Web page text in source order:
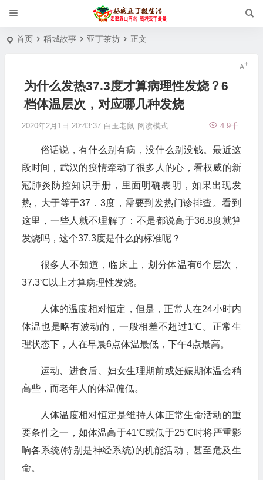
首页 稻城故事 亚丁茶坊 正文
为什么发热37.3度才算病理性发烧？6
档体温层次，对应哪几种发烧
2020年2月1日 20:43:37 白玉老鼠 4.9千
阅读模式
俗话说，有什么别有病，没什么别没钱。最近这
段时间，武汉的疫情牵动了很多人的心，看权威的新
冠肺炎防控知识手册，里面明确表明，如果出现发
热，大于等于37．3度，需要到发热门诊排查。看到
这里，一些人就不理解了：不是都说高于36.8度就算
发烧吗，这个37.3度是什么的标准呢？
很多人不知道，临床上，划分体温有6个层次，
37.3℃以上才算病理性发烧。
人体的温度相对恒定，但是，正常人在24小时内
体温也是略有波动的，一般相差不超过1℃。正常生
理状态下，人在早晨6点体温最低，下午4点最高。
运动、进食后、妇女生理期前或妊娠期体温会稍
高些，而老年人的体温偏低。
人体温度相对恒定是维持人体正常生命活动的重
要条件之一，如体温高于41℃或低于25℃时将严重影
响各系统(特别是神经系统)的机能活动，甚至危及生
命。